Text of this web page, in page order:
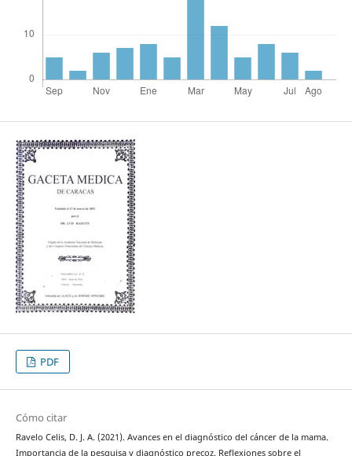
PDF
Cómo citar
Ravelo Celis, D. J. A. (2021). Avances en el diagnóstico del cáncer de la mama.
Importancia de la pesquisa y diagnóstico precoz. Reflexiones sobre el